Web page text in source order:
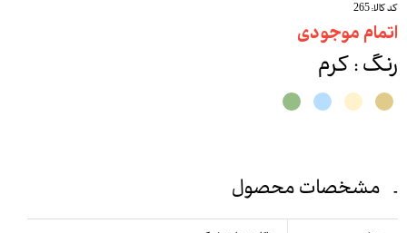
کد کالا: 265
اتمام موجودی
رنگ: کرم
مشخصات محصول